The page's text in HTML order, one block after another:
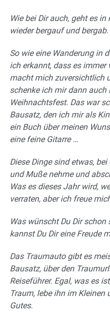
Wie bei Dir auch, geht es
wieder bergauf und bergab.
So wie eine Wanderung in
ich erkannt, dass es
macht mich zuversichtlich
schenke ich mir dann
Weihnachtsfest. Das war
Bausatz, den ich mir als
ein Buch über meinen
eine feine Gitarre …
Diese Dinge sind etwas,
und Muße nehme und
Was es dieses Jahr wird,
verraten, aber ich freue
Was wünscht Du Dir
kannst Du Dir eine Freude
Das Traumauto gibt es
Bausatz, über den
Reiseführer. Egal, was es
Traum, lebe ihn im Kleinen
Gutes.